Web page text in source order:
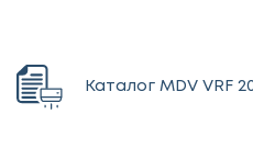
Каталог MDV VRF